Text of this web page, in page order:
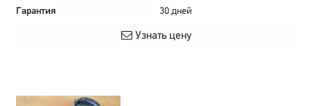
Гарантия
30 дней
Узнать цену